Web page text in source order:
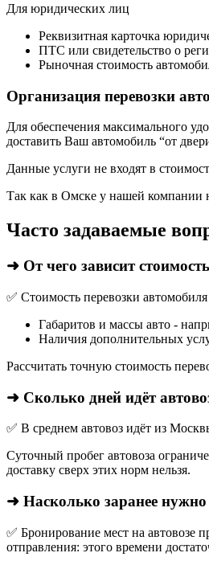
Для юридических лиц
Реквизитная карточка
ПТС или свидетельство о
Рыночная стоимость
Организация перевозки
Для обеспечения максимального
доставить Ваш автомобиль “от
Данные услуги не входят в
Так как в Омске у нашей компании
Часто задаваемые
➜ От чего зависит
✅ Стоимость перевозки
Габаритов и массы авто -
Наличия дополнительных
Рассчитать точную стоимость
➜ Сколько дней идёт
✅ В среднем автовоз идёт из
Суточный пробег автовоза
доставку сверх этих норм нельзя.
➜ Насколько заранее нужно
✅ Бронирование мест на автовозе
отправления: этого времени